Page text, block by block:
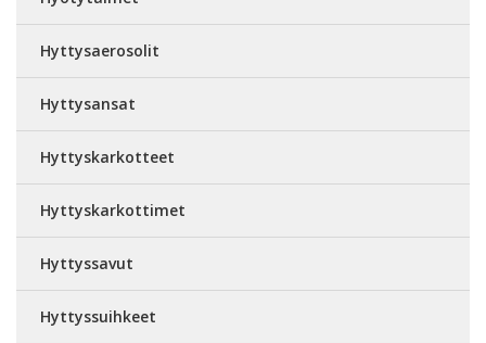
Hyttysaerosolit
Hyttysansat
Hyttyskarkotteet
Hyttyskarkottimet
Hyttyssavut
Hyttyssuihkeet